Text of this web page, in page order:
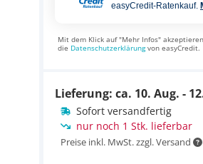
easyCredit-Ratenkauf.
Mit dem Klick auf "Mehr Infos"
die Datenschutzerklärungvon easyCredit.
Lieferung: ca. 10. Aug. -
Sofort versandfertig
nur noch 1 Stk. lieferbar
Preise inkl. MwSt. zzgl. Versand